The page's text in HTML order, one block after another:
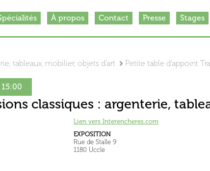
À propos Contact Presse Stages
tableaux, mobilier, objets d'art Petite table d'appoint
classiques : argenterie,
Lien vers Interencheres.com
EXPOSITION
Rue de Stalle 9
1180 Uccle